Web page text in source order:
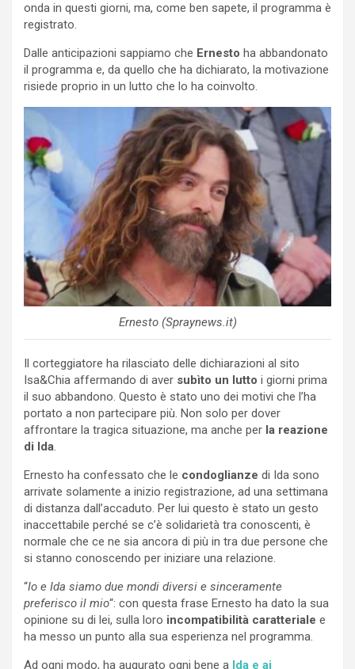
onda in questi giorni, ma, come ben sapete, il programma è
registrato.
Dalle anticipazioni sappiamo che Ernesto ha abbandonato
il programma e, da quello che ha dichiarato, la motivazione
risiede proprio in un lutto che lo ha coinvolto.
Ernesto (Spraynews.it)
Il corteggiatore ha rilasciato delle dichiarazioni al sito
Isa&Chia affermando di aver subìto un lutto i giorni prima
il suo abbandono. Questo è stato uno dei motivi che l’ha
portato a non partecipare più. Non solo per dover
affrontare la tragica situazione, ma anche per la reazione
di Ida.
Ernesto ha confessato che le condoglianze di Ida sono
arrivate solamente a inizio registrazione, ad una settimana
di distanza dall’accaduto. Per lui questo è stato un gesto
inaccettabile perché se c’è solidarietà tra conoscenti, è
normale che ce ne sia ancora di più in tra due persone che
si stanno conoscendo per iniziare una relazione.
“Io e Ida siamo due mondi diversi e sinceramente
preferisco il mio“: con questa frase Ernesto ha dato la sua
opinione su di lei, sulla loro incompatibilità caratteriale e
ha messo un punto alla sua esperienza nel programma.
Ad ogni modo, ha augurato ogni bene a Ida e ai